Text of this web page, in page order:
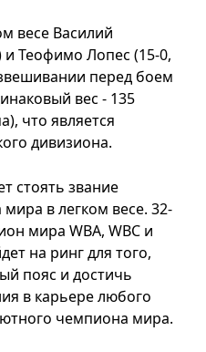
весе Василий
Теофимо Лопес (15-0,
перед боем
вес - 135
что является
дивизиона.
стоять звание
в легком весе. 32-
мира WBA, WBC и
на ринг для того,
пояс и достичь
в карьере любого
чемпиона мира.